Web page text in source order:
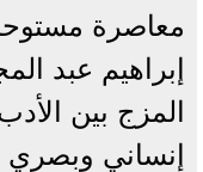
معاصرة
إبراهيم عبد
المزج بين
إنساني